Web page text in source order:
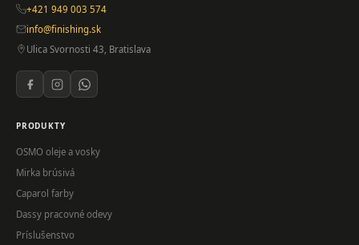
+421 949 003 574
info@finishing.sk
Ulica Svornosti 43, Bratislava
PRODUKTY
OSMO oleje a vosky
Mirka brúsivá
Caparol farby
Dassy pracovné odevy
Príslušenstvo